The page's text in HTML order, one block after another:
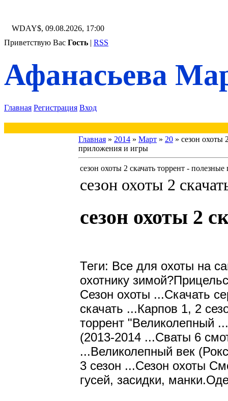
WDAY$, 09.08.2026, 17:00
Приветствую Вас Гость | RSS
Афанасьева
Главная Регистрация Вход
Главная » 2014 » Март » 20 » сезон охоты
приложения и игры
сезон охоты 2 скачать торрент -
сезон охоты 2
сезон охоты 2
Теги: Все для охоты на
охотнику
Сезон охоты ...Скачать
скачать ...Карпов 1, 2
торрент "Великолепный
(2013-2014 ...Сваты 6
...Великолепный век
3 сезон ...Сезон охоты
гусей, засидки,